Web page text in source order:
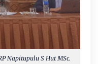
Napitupulu S Hut MSc.